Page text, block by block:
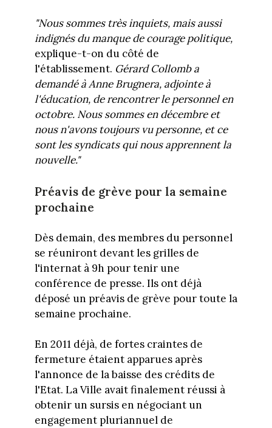
"Nous sommes très inquiets, mais aussi
indignés du manque de courage politique,
explique-t-on du côté de
l'établissement. Gérard Collomb a
demandé à Anne Brugnera, adjointe à
l'éducation, de rencontrer le personnel en
octobre. Nous sommes en décembre et
nous n'avons toujours vu personne, et ce
sont les syndicats qui nous apprennent la
nouvelle."
Préavis de grève pour la semaine
prochaine
Dès demain, des membres du personnel
se réuniront devant les grilles de
l'internat à 9h pour tenir une
conférence de presse. Ils ont déjà
déposé un préavis de grève pour toute la
semaine prochaine.
En 2011 déjà, de fortes craintes de
fermeture étaient apparues après
l'annonce de la baisse des crédits de
l'Etat. La Ville avait finalement réussi à
obtenir un sursis en négociant un
engagement pluriannuel de